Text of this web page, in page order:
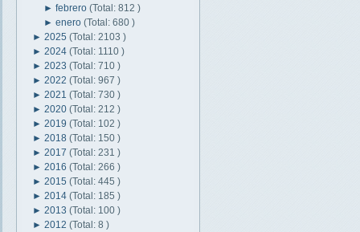
►febrero(Total: 812 )
►enero(Total: 680 )
► 2025 (Total: 2103 )
► 2024 (Total: 1110 )
► 2023 (Total: 710 )
► 2022 (Total: 967 )
► 2021 (Total: 730 )
► 2020 (Total: 212 )
► 2019 (Total: 102 )
► 2018 (Total: 150 )
► 2017 (Total: 231 )
► 2016 (Total: 266 )
► 2015 (Total: 445 )
► 2014 (Total: 185 )
► 2013 (Total: 100 )
► 2012 (Total: 8 )